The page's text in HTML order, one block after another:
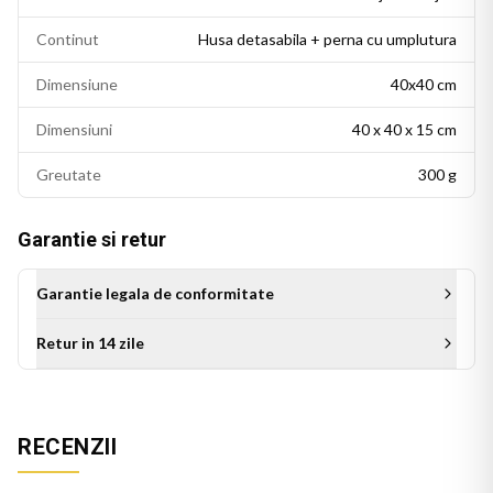
un dormitor cu accente colorate sau un birou personalizat.
Continut Husa detasabila + perna cu umplutura
Dimensiune 40x40 cm
Dimensiuni 40 x 40 x 15 cm
Greutate 300 g
Garantie si retur
Garantie legala de conformitate
Retur in 14 zile
RECENZII